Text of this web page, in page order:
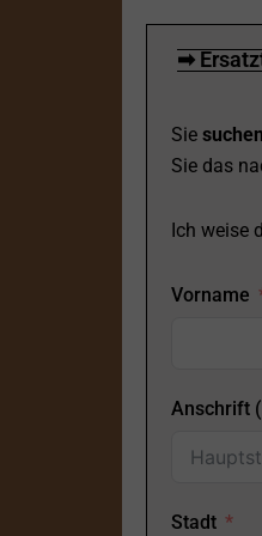
➡
Sie suchen
Sie das
Ich weise
Vorname
Anschrift
Stadt